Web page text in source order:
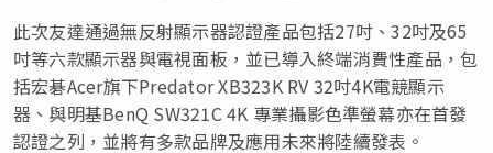
此次友達通過無反射顯示器認證產品包括27吋、32吋及65
吋等六款顯示器與電視面板，並已導入終端消費性產品，包
括宏碁Acer旗下Predator XB323K RV 32吋4K電競顯示
器、與明基BenQ SW321C4K 專業攝影色準螢幕亦在首發
認證之列，並將有多款品牌及應用未來將陸續發表。